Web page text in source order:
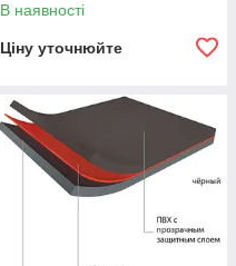
В наявності
Ціну уточнюйте